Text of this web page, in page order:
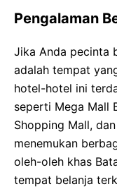
Pengalaman
Jika Anda pecinta
adalah tempat
hotel-hotel ini
seperti Mega Mall
Shopping Mall,
menemukan
oleh-oleh khas
tempat belanja